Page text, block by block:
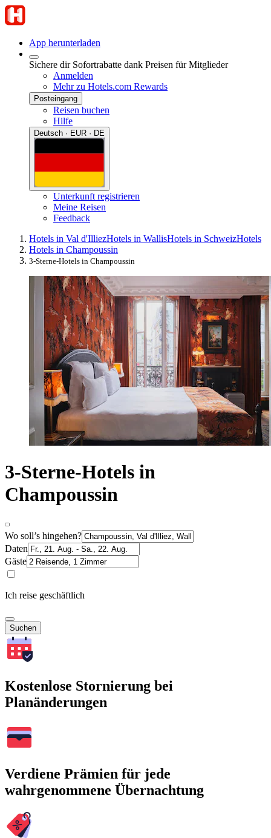
App herunterladen
Sichere dir Sofortrabatte dank Preisen für Mitglieder
Anmelden
Mehr zu Hotels.com Rewards
Posteingang
Reisen buchen
Hilfe
Deutsch · EUR · DE
Unterkunft registrieren
Meine Reisen
Feedback
Hotels in Val d'IlliezHotels in WallisHotels in SchweizHotels
Hotels in Champoussin
3-Sterne-Hotels in Champoussin
3-Sterne-Hotels in
Champoussin
Wo soll’s hingehen?
Daten
Gäste
Ich reise geschäftlich
Suchen
Kostenlose Stornierung bei
Planänderungen
Verdiene Prämien für jede
wahrgenommene Übernachtung